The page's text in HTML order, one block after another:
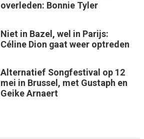
overleden: Bonnie Tyler
Niet in Bazel, wel in Parijs:
Céline Dion gaat weer optreden
Alternatief Songfestival op 12
mei in Brussel, met Gustaph en
Geike Arnaert